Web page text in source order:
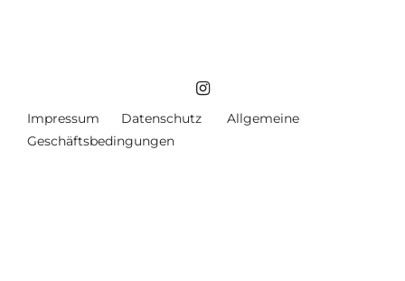
Impressum Datenschutz
Allgemeine
Geschäftsbedingungen